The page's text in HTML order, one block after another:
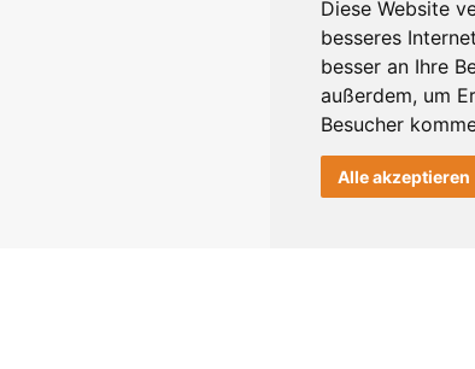
Diese Website
besseres
besser an Ihre
außerdem, um
Besucher
Alle akzeptieren